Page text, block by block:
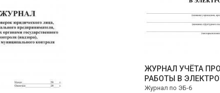
ЖУРНАЛ УЧЁТА
РАБОТЫ В
Журнал по ЭБ-6